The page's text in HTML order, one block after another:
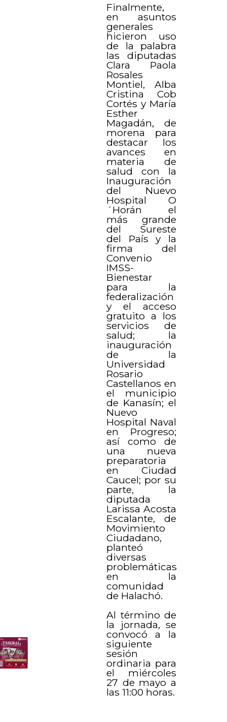
Finalmente,
en asuntos
generales
hicieron uso
de la palabra
las diputadas
Clara Paola
Rosales
Montiel, Alba
Cristina Cob
Cortés y María
Esther
Magadán, de
morena para
destacar los
avances en
materia de
salud con la
Inauguración
del Nuevo
Hospital O
´Horán el
más grande
del Sureste
del País y la
firma del
Convenio
IMSS-
Bienestar
para la
federalización
y el acceso
gratuito a los
servicios de
salud; la
inauguración
de la
Universidad
Rosario
Castellanos en
el municipio
de Kanasín; el
Nuevo
Hospital Naval
en Progreso;
así como de
una nueva
preparatoria
en Ciudad
Caucel; por su
parte, la
diputada
Larissa Acosta
Escalante, de
Movimiento
Ciudadano,
planteó
diversas
problemáticas
en la
comunidad
de Halachó.
Al término de
la jornada, se
convocó a la
siguiente
sesión
ordinaria para
el miércoles
27 de mayo a
las 11:00 horas.